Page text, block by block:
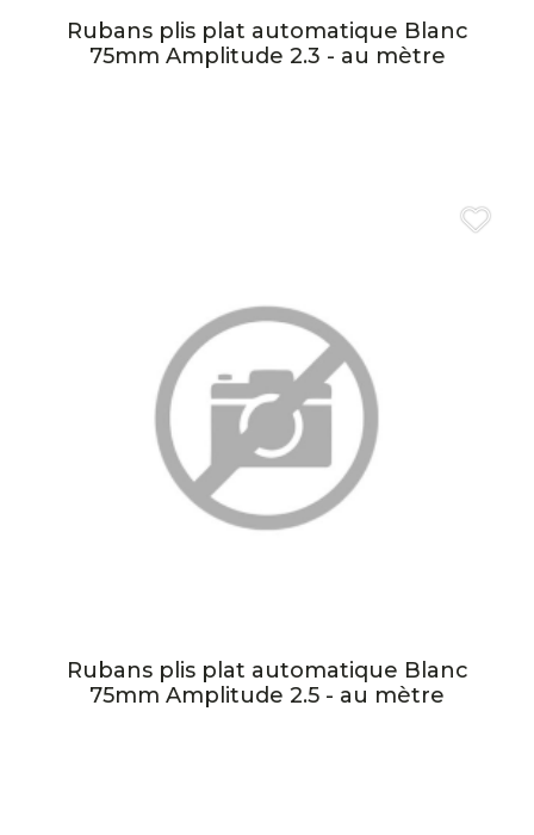
Rubans plis plat automatique Blanc
75mm Amplitude 2.3 - au mètre
Rubans plis plat automatique Blanc
75mm Amplitude 2.5 - au mètre